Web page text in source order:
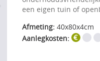
een eigen tuin of
Afmeting: 40x80x4cm
Aanlegkosten: